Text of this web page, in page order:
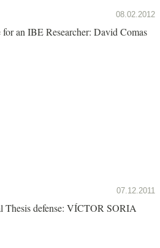
08.02.2012
an IBE Researcher: David Comas
07.12.2011
Thesis defense: VÍCTOR SORIA